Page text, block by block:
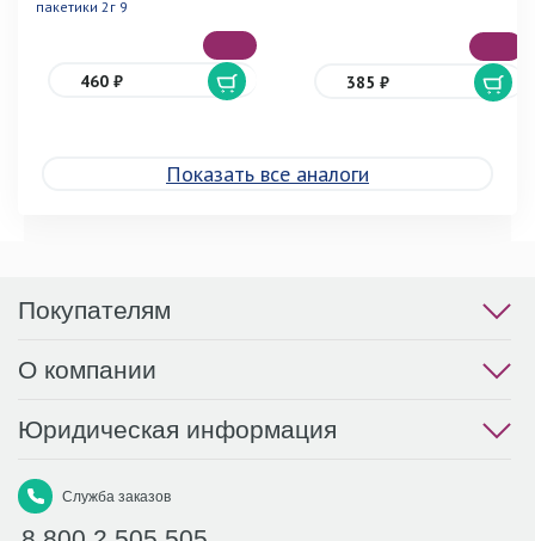
пакетики 2г 9
460 ₽ 385 ₽
Показать все аналоги
Покупателям
О компании
Юридическая информация
Служба заказов